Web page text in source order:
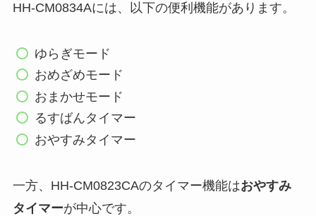
HH-CM0834Aには、以下の便利機能があります。
ゆらぎモード
おめざめモード
おまかせモード
るすばんタイマー
おやすみタイマー
一方、HH-CM0823CAのタイマー機能はおやすみ
タイマーが中心です。